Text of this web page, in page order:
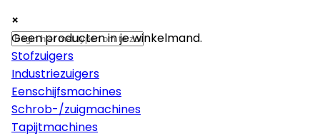
×
Machines
Stofzuigers
Industriezuigers
Eenschijfsmachines
Schrob-/zuigmachines
Tapijtmachines
×
×
Geen producten in je winkelmand.